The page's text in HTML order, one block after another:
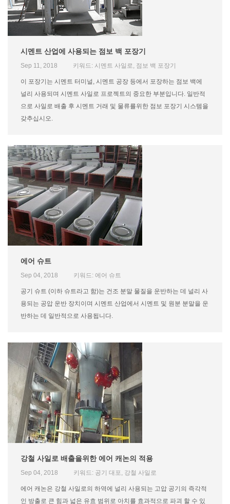
시멘트 산업에 사용되는 점보 백 포장기
Sep 11, 2018 키워드: 시멘트 사일로, 점보 백 포장기
이 포장기는 시멘트 터미널, 시멘트 공장 등에서 포장하는 점보 백에
널리 사용되며 시멘트 사일로 프로젝트의 중요한 부분입니다. 일반적
으로 사일로 배출 후 시멘트 거래 및 물류를위한 점보 포장기 시스템을
갖추십시오.
에어 슈트
Sep 04, 2018 키워드: 에어 슈트
공기 슈트 (이하 슈트라고 함)는 건조 분말 물질을 운반하는 데 널리 사
용되는 공압 운반 장치이며 시멘트 산업에서 시멘트 및 원분 분말을 운
반하는 데 일반적으로 사용됩니다.
강철 사일로 배출을위한 에어 캐논의 적용
Sep 04, 2018 키워드: 공기 대포, 강철 사일로
에어 캐논은 강철 사일로의 하역에 널리 사용되는 고압 공기의 즉각적
인 방출로 큰 힘과 넓은 유효 범위로 아치를 효과적으로 파괴 할 수 있